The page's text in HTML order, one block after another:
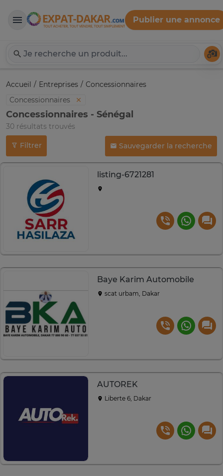
Expat-Dakar
Publier une annonce
Accueil Entreprises
Concessionnaires
Concessionnaires
Concessionnaires - Sénégal
30 résultats trouvés
Filtrer Sauvegarder la recherche
listing-6721281
Baye Karim Automobile
scat urbam, Dakar
AUTOREK
Liberte 6, Dakar